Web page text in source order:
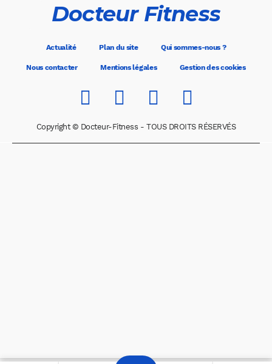
Docteur Fitness
Actualité Plan du site Qui sommes-nous ?
Nous contacter Mentions légales Gestion des cookies
Copyright © Docteur-Fitness - TOUS DROITS RÉSERVÉS